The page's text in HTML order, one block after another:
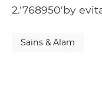
2.'768950'by
Sains & Alam